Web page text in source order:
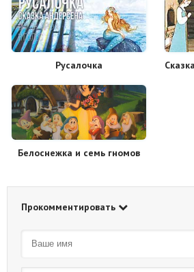
Русалочка
Белоснежка и семь гномов
Прокомментировать